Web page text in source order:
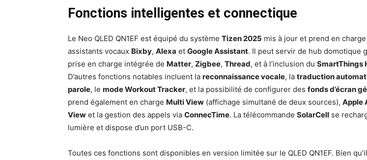
Fonctions intelligentes et connectique
Le Neo QLED QN1EF est équipé du système Tizen 2025 mis à jour et prend en
assistants vocaux Bixby, Alexa et Google Assistant. Il peut servir de hub domotique
prise en charge intégrée de Matter, Zigbee, Thread, et à l’inclusion du SmartThings
D’autres fonctions notables incluent la reconnaissance vocale, la traduction
parole, le mode Workout Tracker, et la possibilité de configurer des fonds d’écran
prend également en charge Multi View (affichage simultané de deux sources), Apple
View et la gestion des appels via ConnecTime. La télécommande SolarCell se
lumière et dispose d’un port USB-C.
Toutes ces fonctions sont disponibles en version limitée sur le QLED QN1EF. Bien